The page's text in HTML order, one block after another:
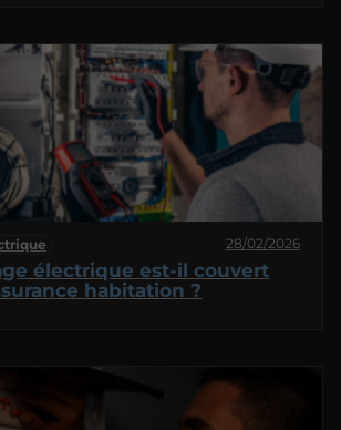
28/02/2026
électrique est-il couvert
habitation ?